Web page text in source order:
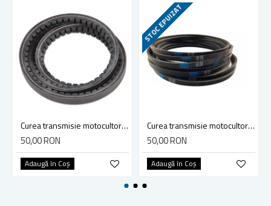
Curea transmisie motocultor / motosapa 17 X 850Li - BX34 SKF, Ruris 7099
50,00 RON
Adaugă în Coş
STOC EPUIZAT
Curea transmisie motocultor / motosapa 17X900 Li - BX36 SKF
50,00 RON
Adaugă în Coş